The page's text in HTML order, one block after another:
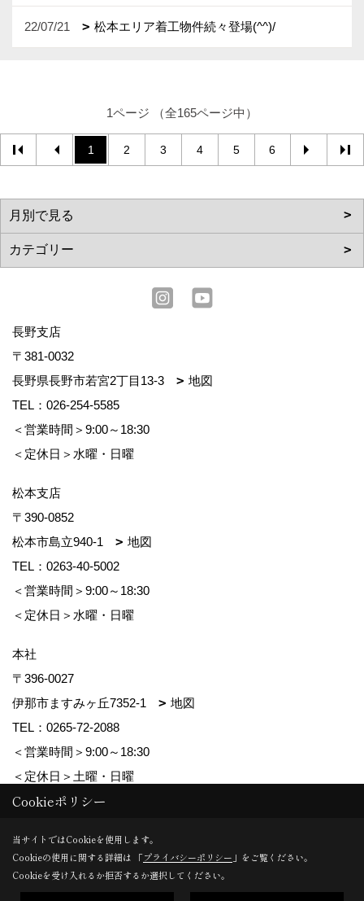
22/07/21 松本エリア着工物件続々登場(^^)/
1ページ （全165ページ中）
1 2 3 4 5 6
長野支店
〒381-0032
長野県長野市若宮2丁目13-3
地図
TEL： 026-254-5585
＜営業時間＞9:00～18:30
＜定休日＞水曜・日曜
松本支店
〒390-0852
松本市島立940-1
地図
TEL： 0263-40-5002
＜営業時間＞9:00～18:30
＜定休日＞水曜・日曜
本社
〒396-0027
伊那市ますみヶ丘7352-1
地図
TEL： 0265-72-2088
＜営業時間＞9:00～18:30
＜定休日＞土曜・日曜
Copyright (c) ForestCorporation. All Rights Reserved.
Produced byゴデスクリエイト
Cookieポリシー
当サイトではCookieを使用します。
Cookieの使用に関する詳細は 「プライバシーポリシー 」をご覧ください。
Cookieを受け入れるか拒否するか選択してください。